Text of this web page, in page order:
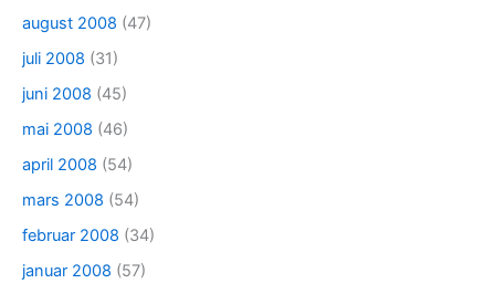
august 2008 (47)
juli 2008 (31)
juni 2008 (45)
mai 2008 (46)
april 2008 (54)
mars 2008 (54)
februar 2008 (34)
januar 2008 (57)